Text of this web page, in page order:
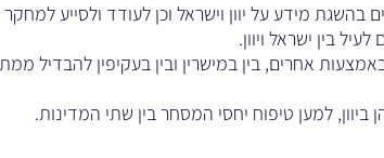
בהשגת מידע על יוון וישראל וכן לעודד ולסייע
בין ישראל ויוון.
אחרים, בין במישרין ובין בעקיפין להבדיל ממתן
למען טיפוח יחסי המסחר בין שתי המדינות.